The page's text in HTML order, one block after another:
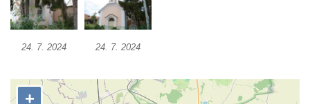
Křížová cesta Římov – I. kaple – Loučení
Ježíše s Pannou Marií
Márnice na hřbitově v Římově
Kaple Panny Marie v Horním Třeboníně
24. 7. 2024 24. 7. 2024